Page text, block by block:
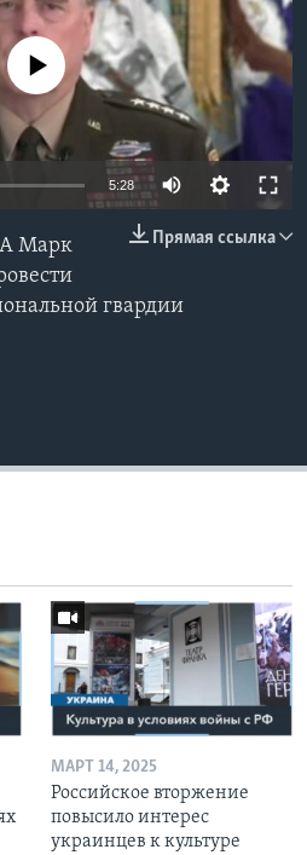
currently available
5:28
Прямая ссылка
Марк
гвардии
МАРТ 14, 2025
Российское вторжение
повысило интерес
украинцев к культуре